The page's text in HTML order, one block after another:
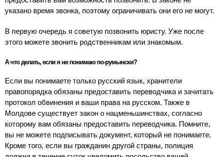
указано время звонка, поэтому ограничивать они его не могут.
В первую очередь я советую позвонить юристу. Уже после
этого можете звонить родственникам или знакомым.
А что делать, если я не понимаю по-румынски?
Если вы понимаете только русский язык, хранители
правопорядка обязаны предоставить переводчика и зачитать
протокол обвинения и ваши права на русском. Также в
Молдове существует закон о нацменьшинствах, согласно
которому вам обязаны предоставить переводчика. Помните,
вы не можете подписывать документ, который не понимаете.
Кроме того, если вы гражданин другой страны, полиция